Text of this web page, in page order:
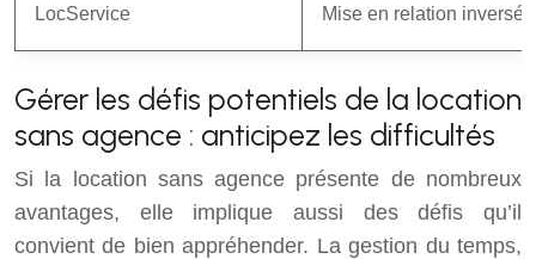
LocService Mise en relation
Gérer les défis potentiels de la location
sans agence : anticipez les difficultés
Si la location sans agence présente de nombreux
avantages, elle implique aussi des défis qu’il
convient de bien appréhender. La gestion du temps,